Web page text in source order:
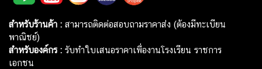
สำหรับร้านค้า : สามารถติดต่อสอบถามราคาส่ง (ต้องมีทะเบียน
พาณิชย์)
สำหรับองค์กร : รับทำใบเสนอราคาเพื่องานโรงเรียน ราชการ
เอกชน